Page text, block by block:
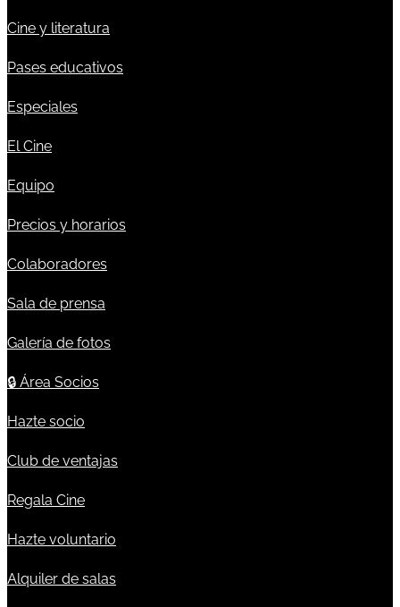
Cine y literatura
Pases educativos
Especiales
El Cine
Equipo
Precios y horarios
Colaboradores
Sala de prensa
Galería de fotos
🔒 Área Socios
Hazte socio
Club de ventajas
Regala Cine
Hazte voluntario
Alquiler de salas